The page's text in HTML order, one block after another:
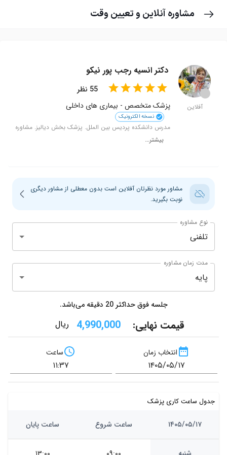
مشاوره آنلاین و تعیین وقت
circle
آفلاین
دکتر انسیه رجب پور نیکو
star
starstar
starstar
starstar
starstar
star
55 نظر
پزشک متخصص - بیماری های داخلی
نسخه الکترونیک
مدرس دانشکده پردیس بین الملل. پزشک بخش دیالیز. مشاوره
و درمان بیماری های غدد. تیرویید. فشار خون. دیابت و بیماری
های گوارشی و مفصلی و کلیوی فعالیت در درمان بیماران کرونا
بیشتر...
مشاور مورد نظرتان آفلاین است بدون معطلی از مشاور دیگری
نوبت بگیرید.
نوع مشاوره
تلفنی
مدت زمان مشاوره
پایه
جلسه فوق حداکثر20 دقیقه می‌باشد.
قیمت نهایی: 4,990,000 ریال
انتخاب زمان ساعت
جدول ساعت کاری پزشک
۱۴۰۵/۰۵/۱۷ ساعت شروع ساعت پایان